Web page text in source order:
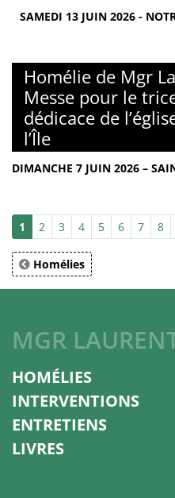
SAMEDI 13 JUIN 2026 -
Homélie de Mgr
Messe pour le
dédicace de
l’Île
DIMANCHE 7 JUIN 2026 –
1 2 3 4 5 6 7 8
Homélies
MGR
HOMÉLIES
INTERVENTIONS
ENTRETIENS
LIVRES